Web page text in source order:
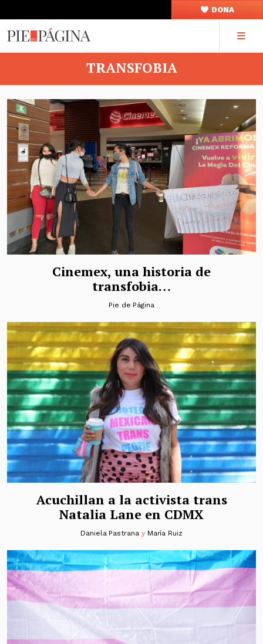
DONA
TRANSFOBIA
Cinemex, una historia de
transfobia…
Pie de Página
Acuchillan a la activista trans
Natalia Lane en CDMX
Daniela Pastrana y María Ruiz